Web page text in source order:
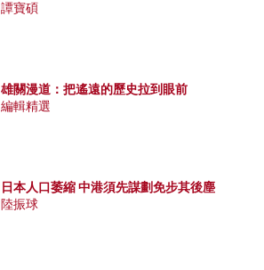
譚寶碩
雄關漫道：把遙遠的歷史拉到眼前
編輯精選
日本人口萎縮 中港須先謀劃免步其後塵
陸振球